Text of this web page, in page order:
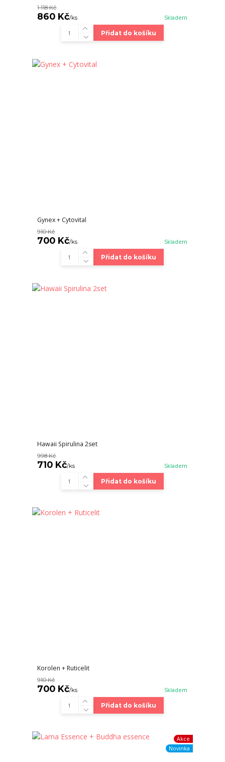
1 118 Kč
860 Kč/ks Skladem
Přidat do košíku
Gynex + Cytovital
910 Kč
700 Kč/ks Skladem
Přidat do košíku
Hawaii Spirulina 2set
998 Kč
710 Kč/ks Skladem
Přidat do košíku
Korolen + Ruticelit
910 Kč
700 Kč/ks Skladem
Přidat do košíku
Akce
Novinka